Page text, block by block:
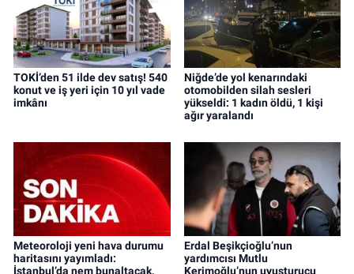
TOKİ’den 51 ilde dev satış! 540
konut ve iş yeri için 10 yıl vade
imkânı
Niğde’de yol kenarındaki
otomobilden silah sesleri
yükseldi: 1 kadın öldü, 1 kişi
ağır yaralandı
Meteoroloji yeni hava durumu
haritasını yayımladı:
İstanbul’da nem bunaltacak,
Erdal Beşikçioğlu’nun
yardımcısı Mutlu
Kerimoğlu’nun uyuşturucu